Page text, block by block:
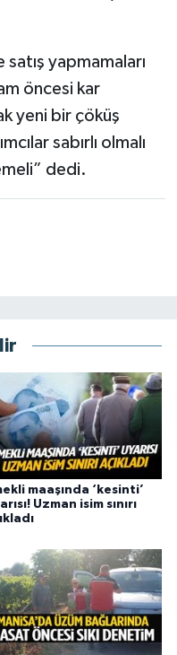
satış yapmamaları
öncesi kar
yeni bir çöküş
sabırlı olmalı
dedi.
maaşında ‘kesinti’
Uzman isim sınırı